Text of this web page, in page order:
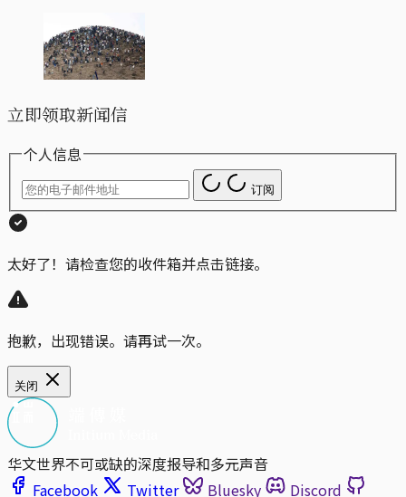
立即领取新闻信
个人信息
订阅
太好了！请检查您的收件箱并点击链接。
抱歉，出现错误。请再试一次。
关闭
华文世界不可或缺的深度报导和多元声音
Facebook
Twitter Bluesky
Discord